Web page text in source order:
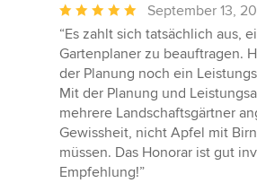
Average
rating:
5
out
of
5
stars
September 13,
“Es zahlt sich tatsächlich aus,
Gartenplaner zu beauftragen.
der Planung noch ein
Mit der Planung und
mehrere Landschaftsgärtner
Gewissheit, nicht Apfel mit
müssen. Das Honorar ist gut
Empfehlung!”